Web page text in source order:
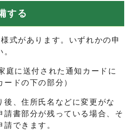
する
式があります。いずれかの申
に送付された通知カードに
ドの下の部分）
、住所氏名などに変更がな
請書部分が残っている場合、そ
できます。